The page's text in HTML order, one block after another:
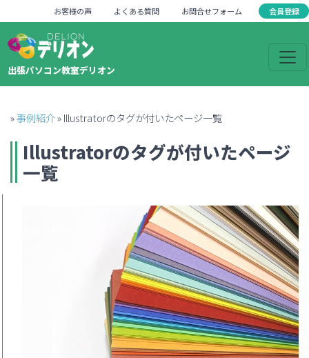
お客様の声 よくある質問 お問合せフォーム 会員登録
出張パソコン教室デリオン
»事例紹介»Illustratorのタグが付いたページ一覧
Illustratorのタグが付いたページ
一覧